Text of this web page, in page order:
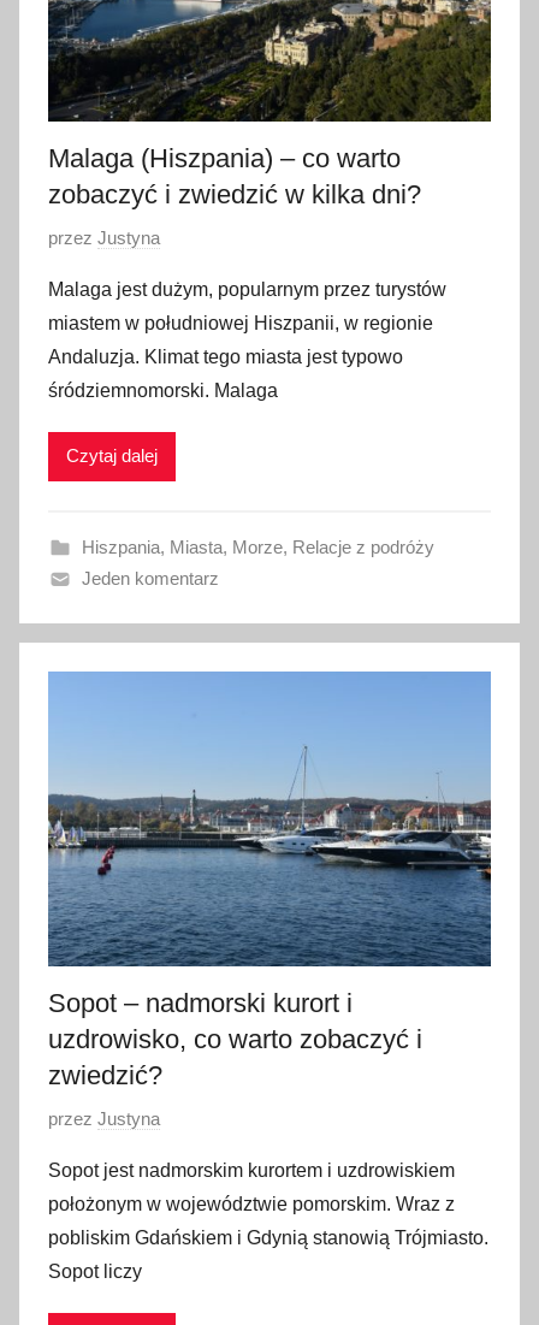
Malaga (Hiszpania) – co warto
zobaczyć i zwiedzić w kilka dni?
O
u
b
l
i
w
n
o
m
a
2
0
1
9
przez Justyna
Malaga jest dużym, popularnym przez turystów
miastem w południowej Hiszpanii, w regionie
Andaluzja. Klimat tego miasta jest typowo
śródziemnomorski. Malaga
Czytaj dalej
Hiszpania, Miasta, Morze, Relacje z podróży
Jeden komentarz
Sopot – nadmorski kurort i
uzdrowisko, co warto zobaczyć i
zwiedzić?
O
u
b
l
i
przez Justyna
Sopot jest nadmorskim kurortem i uzdrowiskiem
położonym w województwie pomorskim. Wraz z
pobliskim Gdańskiem i Gdynią stanowią Trójmiasto.
Sopot liczy